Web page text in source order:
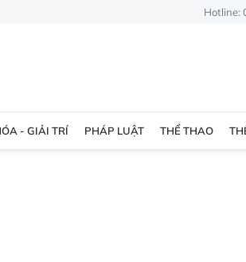
Hotline:
- GIẢI TRÍ PHÁP LUẬT THỂ THAO